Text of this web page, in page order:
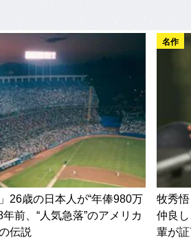
26歳の日本人が“年俸980万
前、“人気急落”のアメリカ
伝説
名作
牧秀
仲良
輩が